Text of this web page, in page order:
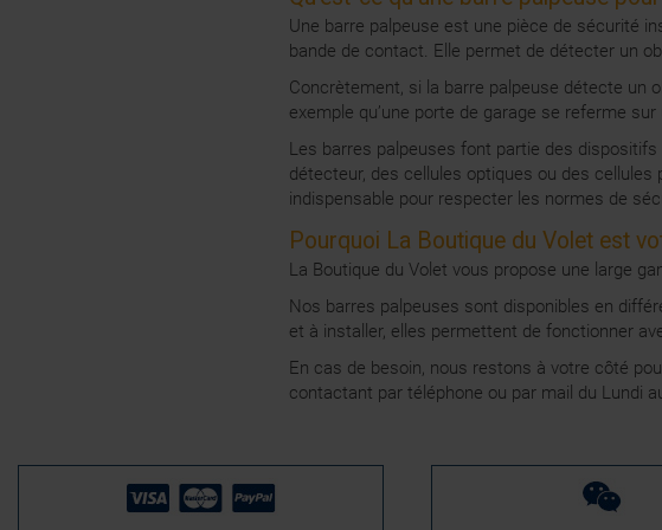
Une barre palpeuse est une pièce de sécurité
bande de contact. Elle permet de détecter un
Concrètement, si la barre palpeuse détecte un
exemple qu’une porte de garage se referme sur
Les barres palpeuses font partie des
détecteur, des cellules optiques ou des
indispensable pour respecter les normes de
Pourquoi La Boutique du Volet est
La Boutique du Volet vous propose une large
Nos barres palpeuses sont disponibles en
et à installer, elles permettent de fonctionner
En cas de besoin, nous restons à votre côté
contactant par téléphone ou par mail du Lundi